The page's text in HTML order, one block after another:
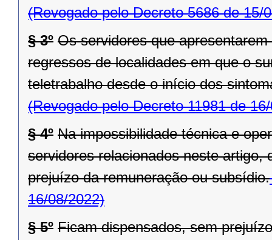
(Revogado pelo Decreto 5686 de 15/
§ 3º Os servidores que
regressos de localidades em que o
teletrabalho desde o início dos
(Revogado pelo Decreto 11981 de
§ 4º Na impossibilidade técnica e
servidores relacionados neste artigo,
prejuízo da remuneração ou subsídio.
16/08/2022)
§ 5º Ficam dispensados, sem